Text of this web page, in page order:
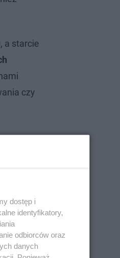
a starcie
czy
dostęp i
identyfikatory,
odbiorców oraz
danych